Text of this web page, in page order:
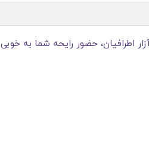
اطرافیان، حضور رایحه شما به‌ خوبی